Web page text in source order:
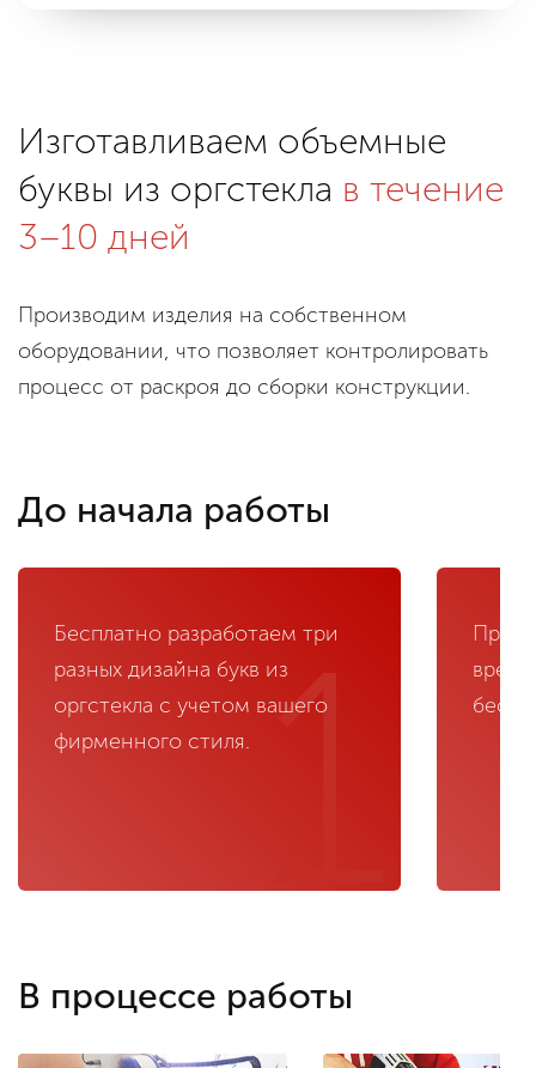
Изготавливаем объемные
буквы из оргстекла в течение
3–10 дней
Производим изделия на собственном
оборудовании, что позволяет контролировать
процесс от раскроя до сборки конструкции.
До начала работы
Бесплатно разработаем три
разных дизайна букв из
оргстекла с учетом вашего
фирменного стиля. 1
В процессе работы